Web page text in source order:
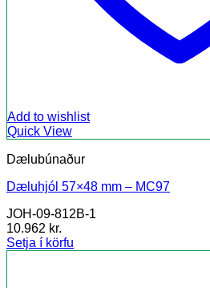
Add to wishlist
Quick View
Dælubúnaður
Dæluhjól 57×48 mm – MC97
JOH-09-812B-1
10.962 kr.
Setja í körfu